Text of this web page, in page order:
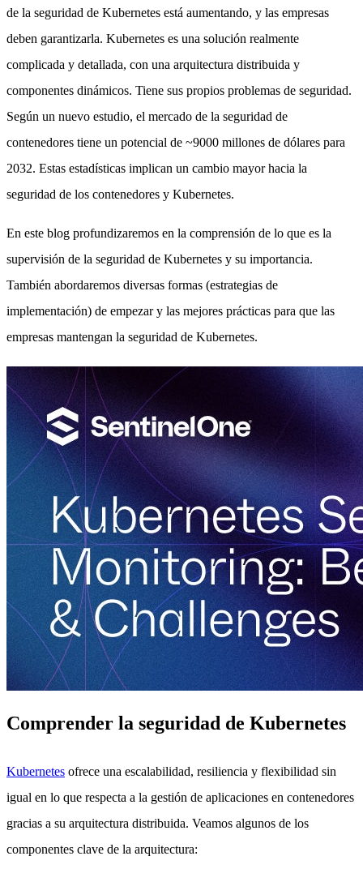
de la seguridad de Kubernetes está aumentando, y las empresas
deben garantizarla. Kubernetes es una solución realmente
complicada y detallada, con una arquitectura distribuida y
componentes dinámicos. Tiene sus propios problemas de seguridad.
Según un nuevo estudio, el mercado de la seguridad de
contenedores tiene un potencial de ~9000 millones de dólares para
2032. Estas estadísticas implican un cambio mayor hacia la
seguridad de los contenedores y Kubernetes.
En este blog profundizaremos en la comprensión de lo que es la
supervisión de la seguridad de Kubernetes y su importancia.
También abordaremos diversas formas (estrategias de
implementación) de empezar y las mejores prácticas para que las
empresas mantengan la seguridad de Kubernetes.
Comprender la seguridad de Kubernetes
Kubernetes ofrece una escalabilidad, resiliencia y flexibilidad sin
igual en lo que respecta a la gestión de aplicaciones en contenedores
gracias a su arquitectura distribuida. Veamos algunos de los
componentes clave de la arquitectura: